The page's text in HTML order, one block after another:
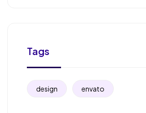
Tags
design envato